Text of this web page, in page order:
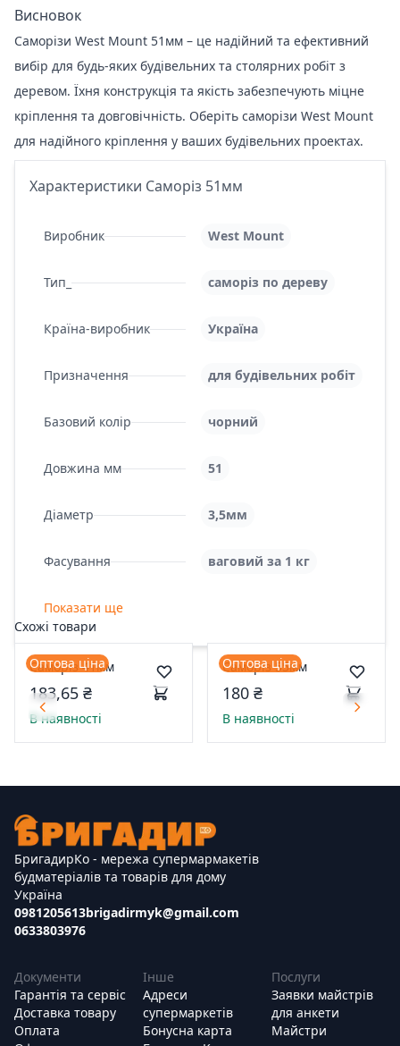
Висновок
Саморізи West Mount 51мм – це надійний та ефективний
вибір для будь-яких будівельних та столярних робіт з
деревом. Їхня конструкція та якість забезпечують міцне
кріплення та довговічність. Оберіть саморізи West Mount
для надійного кріплення у ваших будівельних проектах.
Характеристики Саморіз 51мм
Виробник West Mount
Тип_ саморіз по дереву
Країна-виробник Україна
Призначення для будівельних робіт
Базовий колір чорний
Довжина мм 51
Діаметр 3,5мм
Фасування ваговий за 1 кг
Показати ще
Схожі товари
Оптова ціна
Саморіз 41мм
183,65 ₴
В наявності
Оптова ціна
Саморіз 55мм
180 ₴
В наявності
БригадирКо - мережа супермармакетів
будматеріалів та товарів для дому
Україна
0981205613
0633803976
brigadirmyk@gmail.com
Документи
Гарантія та сервіс
Доставка товару
Оплата
Інше
Адреси
супермаркетів
Бонусна карта
Послуги
Заявки майстрів
для анкети
Майстри